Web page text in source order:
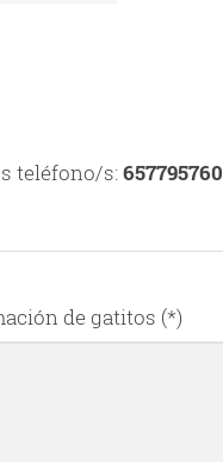
teléfono/s:657795760
de gatitos (*)